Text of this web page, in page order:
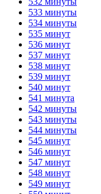
533 минуты
534 минуты
535 минут
536 минут
537 минут
538 минут
539 минут
540 минут
541 минута
542 минуты
543 минуты
544 минуты
545 минут
546 минут
547 минут
548 минут
549 минут